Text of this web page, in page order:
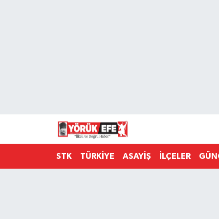
STK TÜRKİYE ASAYİŞ İLÇELER
Süper Lig Puan Durumu ve Fikstür
Tüm Manşetler